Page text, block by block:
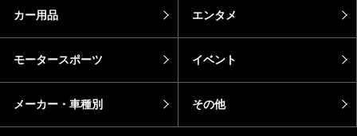
カー用品 エンタメ
モータースポーツ イベント
メーカー・車種別 その他